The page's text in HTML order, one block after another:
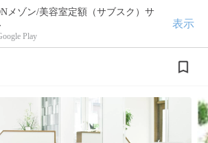
メゾン/美容室定額（サブスク）サ
Play
表示